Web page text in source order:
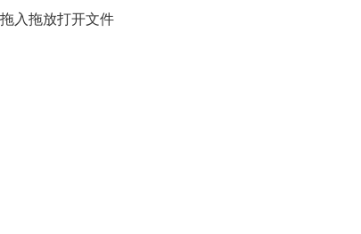
拖入拖放打开文件